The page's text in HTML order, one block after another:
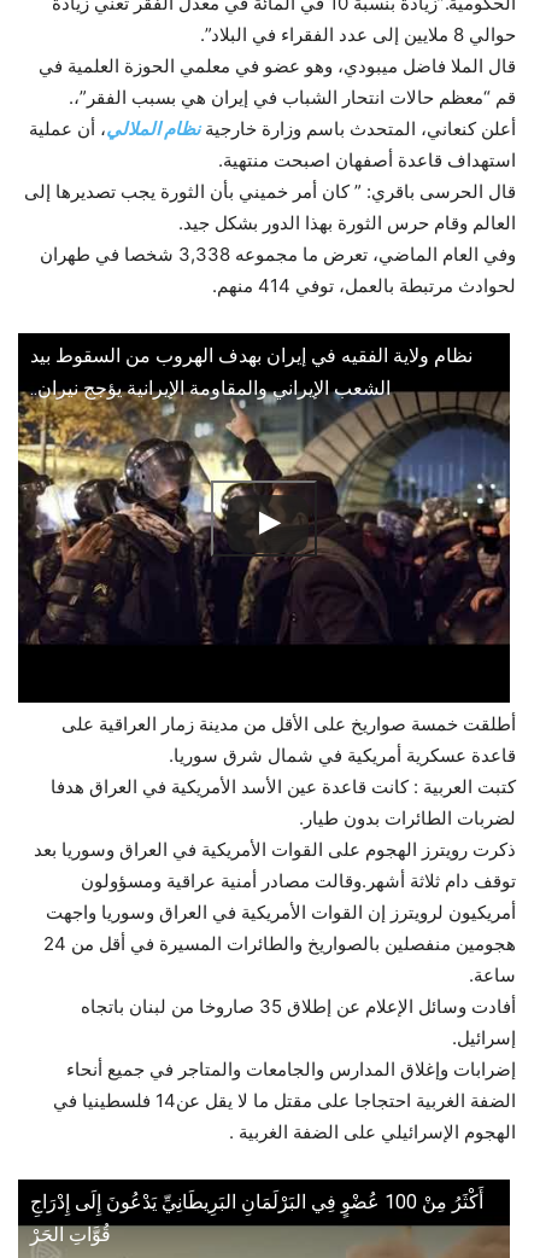
حوالي 8 ملايين إلى عدد الفقراء في البلاد”.
قال الملا فاضل ميبودي، وهو عضو في معلمي الحوزة العلمية في
قم “معظم حالات انتحار الشباب في إيران هي بسبب الفقر”،.
أعلن كنعاني، المتحدث باسم وزارة خارجيةنظام الملالي، أن عملية
استهداف قاعدة أصفهان اصبحت منتهیة.
قال الحرسی باقري: ” كان أمر خميني بأن الثورة يجب تصديرها إلى
العالم وقام حرس الثورة بهذا الدور بشكل جيد.
وفي العام الماضي، تعرض ما مجموعه 3,338 شخصا في طهران
لحوادث مرتبطة بالعمل، توفي 414 منهم.
نظام ولایة الفقیه في إیران بهدف الهروب من السقوط بید
الشعب الإیراني والمقاومة الإیرانیة یؤجج نیران..
أطلقت خمسة صواريخ على الأقل من مدينة زمار العراقية على
قاعدة عسكرية أمريكية في شمال شرق سوريا.
كتبت العربية : كانت قاعدة عين الأسد الأمريكية في العراق هدفا
لضربات الطائرات بدون طيار.
ذكرت رويترز الهجوم على القوات الأمريكية في العراق وسوريا بعد
توقف دام ثلاثة أشهر.وقالت مصادر أمنية عراقية ومسؤولون
أمريكيون لرويترز إن القوات الأمريكية في العراق وسوريا واجهت
هجومين منفصلين بالصواريخ والطائرات المسيرة في أقل من 24
ساعة.
أفادت وسائل الإعلام عن إطلاق 35 صاروخا من لبنان باتجاه
إسرائيل.
إضرابات وإغلاق المدارس والجامعات والمتاجر في جميع أنحاء
الضفة الغربية احتجاجا على مقتل ما لا يقل عن14 فلسطينيا في
الهجوم الإسرائيلي على الضفة الغربية .
أَكْثَرُ مِنْ 100 عُضْوٍ فِي البَرْلَمَانِ البَرِيطَانِيِّ يَدْعُونَ إِلَى إِدْرَاجِ
قُوَّاتِ الحَرْ